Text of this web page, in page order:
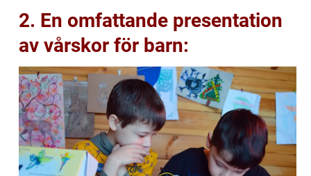
2. En omfattande presentation
av vårskor för barn: